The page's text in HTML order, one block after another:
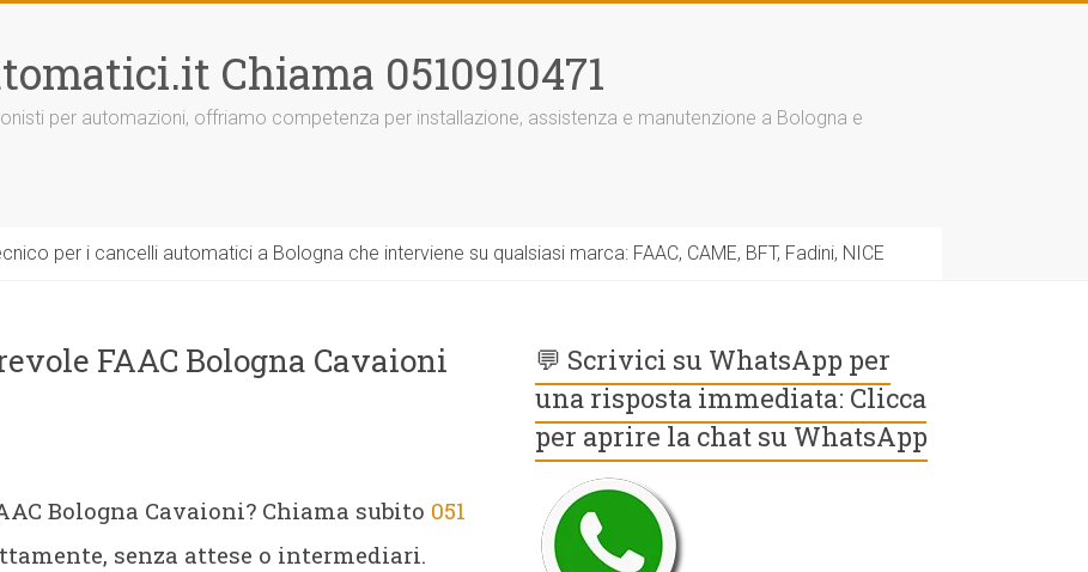
Chiama 0510910471
per automazioni, offriamo competenza per installazione, assistenza e manutenzione a Bologna e
per i cancelli automatici a Bologna che interviene su qualsiasi marca: FAAC, CAME, BFT, Fadini, NICE
FAAC Bologna Cavaioni
Bologna Cavaioni? Chiama subito 051
senza attese o intermediari.
💬 Scrivici su WhatsApp per
una risposta immediata: Clicca
per aprire la chat su WhatsApp